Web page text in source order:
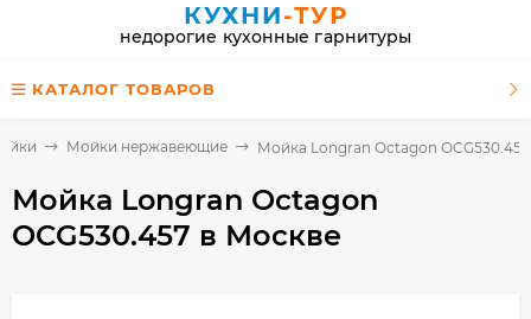
КУХНИ-ТУР
недорогие кухонные гарнитуры
КАТАЛОГ ТОВАРОВ
Мойки нержавеющие Мойка Longran Octagon OCG530.457
Мойка Longran Octagon
OCG530.457 в Москве